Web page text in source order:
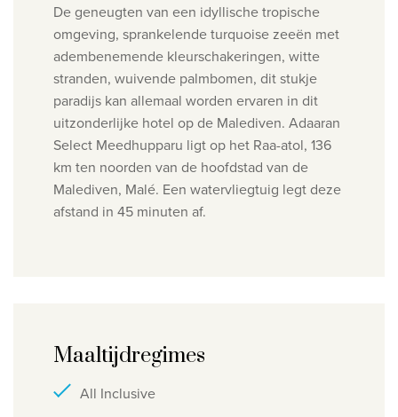
De geneugten van een idyllische tropische
omgeving, sprankelende turquoise zeeën met
adembenemende kleurschakeringen, witte
stranden, wuivende palmbomen, dit stukje
paradijs kan allemaal worden ervaren in dit
uitzonderlijke hotel op de Malediven. Adaaran
Select Meedhupparu ligt op het Raa-atol, 136
km ten noorden van de hoofdstad van de
Malediven, Malé. Een watervliegtuig legt deze
afstand in 45 minuten af.
Maaltijdregimes
All Inclusive